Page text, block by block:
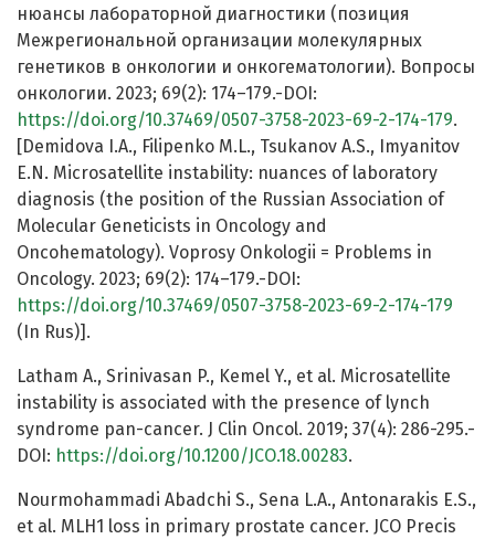
нюансы лабораторной диагностики (позиция
Межрегиональной организации молекулярных
генетиков в онкологии и онкогематологии). Вопросы
онкологии. 2023; 69(2): 174–179.-DOI:
https://doi.org/10.37469/0507-3758-2023-69-2-174-179.
[Demidova I.A., Filipenko M.L., Tsukanov A.S., Imyanitov
E.N. Microsatellite instability: nuances of laboratory
diagnosis (the position of the Russian Association of
Molecular Geneticists in Oncology and
Oncohematology). Voprosy Onkologii = Problems in
Oncology. 2023; 69(2): 174–179.-DOI:
https://doi.org/10.37469/0507-3758-2023-69-2-174-179
(In Rus)].
Latham A., Srinivasan P., Kemel Y., et al. Microsatellite
instability is associated with the presence of lynch
syndrome pan-cancer. J Clin Oncol. 2019; 37(4): 286-295.-
DOI: https://doi.org/10.1200/JCO.18.00283.
Nourmohammadi Abadchi S., Sena L.A., Antonarakis E.S.,
et al. MLH1 loss in primary prostate cancer. JCO Precis